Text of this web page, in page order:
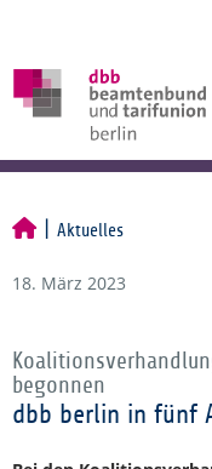
Aktuelles
18. März 2023
begonnen
dbb berlin in fünf